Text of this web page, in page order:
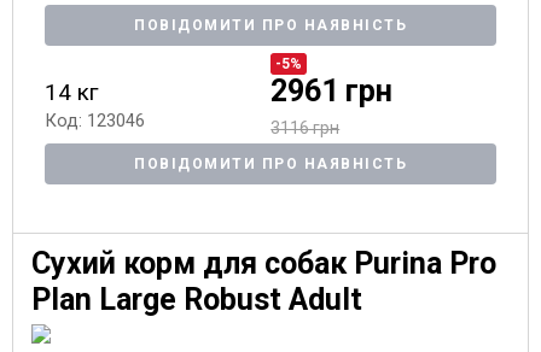
ПОВІДОМИТИ ПРО НАЯВНІСТЬ
14 кг
Код: 123046
-5%
2961 грн
3116 грн
ПОВІДОМИТИ ПРО НАЯВНІСТЬ
Сухий корм для собак Purina Pro
Plan Large Robust Adult